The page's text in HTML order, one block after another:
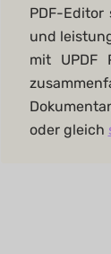
PDF-Editor
und
mit UPDF
oder gleich